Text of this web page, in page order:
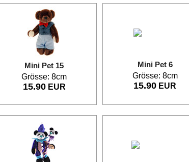
Mini Pet 15
Grösse: 8cm
15.90EUR
Mini Pet 6
Grösse: 8cm
15.90 EUR